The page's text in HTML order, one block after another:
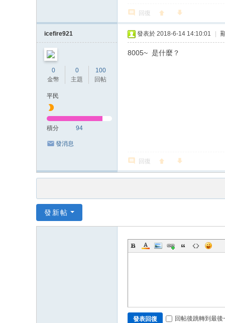
回復
icefire921
0
金幣
0
主題
100
回帖
平民
積分 94
發消息
發表於 2018-6-14 14:10:01
8005~ 是什麼？
回復
發新帖
發表回復 回帖後跳轉到最後